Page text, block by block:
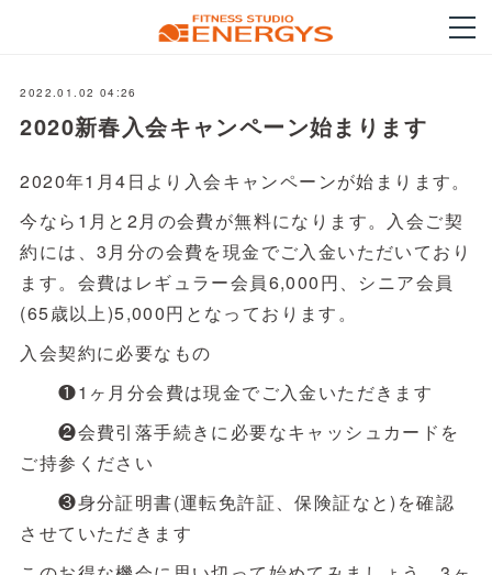
2022.01.02 04:26
2020新春入会キャンペーン始まります
2020年1月4日より入会キャンペーンが始まります。
今なら1月と2月の会費が無料になります。入会ご契
約には、3月分の会費を現金でご入金いただいており
ます。会費はレギュラー会員6,000円、シニア会員
(65歳以上)5,000円となっております。
入会契約に必要なもの
❶1ヶ月分会費は現金でご入金いただきます
❷会費引落手続きに必要なキャッシュカードを
ご持参ください
❸身分証明書(運転免許証、保険証なと)を確認
させていただきます